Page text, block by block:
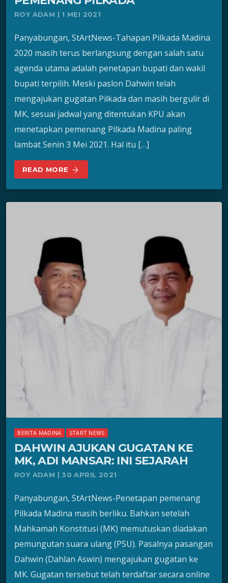
ROY ADAM | 1 MEI 2021
Panyabungan, StArtNews-Tahapan Pilkada Madina
2020 masih terus berlangsung dengan salah satu
agenda utama adalah penetapan bupati dan wakil
bupati terpilih. Meski paslon Dahwin telah
mengajukan gugatan Pilkada dan masih bergulir di
MK, sesuai jadwal yang ditentukan KPU akan
menetapkan pemenang Pilkada Madina paling
lambat Senin 3 Mei 2021. Hal itu […]
READ MORE arrow_forward
BERITA MADINA START NEWS
DAHWIN AJUKAN GUGATAN KE
MK, ADI MANSAR: INI SEJARAH
ROY ADAM | 30 APRIL 2021
Panyabungan, StArtNews-Penetapan pemenang
Pilkada Madina masih berliku. Bahkan setelah
Mahkamah Konstitusi (MK) memutuskan diadakan
pemungutan suara ulang (PSU). Pasalnya pasangan
Dahwin (Dahlan Aswin) mengajukan gugatan ke
MK. Gugatan tersebut telah terdaftar secara online